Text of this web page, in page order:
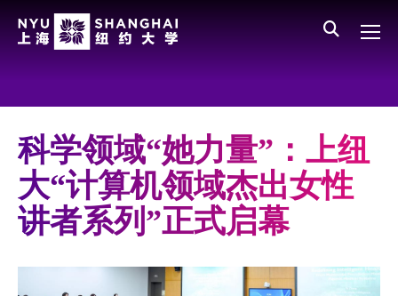
All NYU
学校领导
师资队伍
新闻与媒体报道
科学领域“她力量”：上纽
大“计算机领域杰出女性
讲者系列”正式启幕